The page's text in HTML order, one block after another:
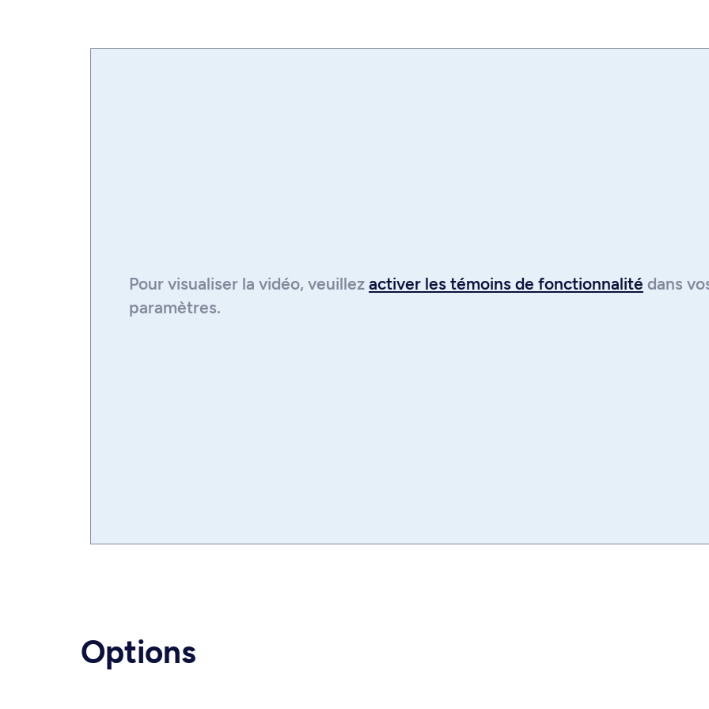
(Canada).
Pour visualiser la vidéo, veuillez activer les témoins de fonctionnalité dans
paramètres.
Options